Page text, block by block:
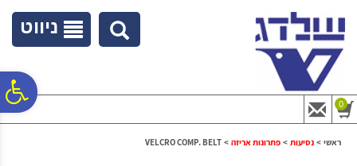
נגישות
ניווט
0
ראשי > נסיעות > פתרונות אריזה >
VELCRO COMP. BELT